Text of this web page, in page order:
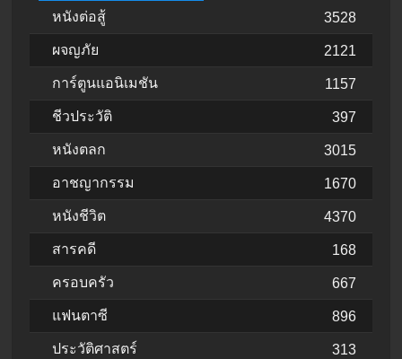
หนังต่อสู้ 3528
ผจญภัย 2121
การ์ตูนแอนิเมชัน 1157
ชีวประวัติ 397
หนังตลก 3015
อาชญากรรม 1670
หนังชีวิต 4370
สารคดี 168
ครอบครัว 667
แฟนตาซี 896
ประวัติศาสตร์ 313